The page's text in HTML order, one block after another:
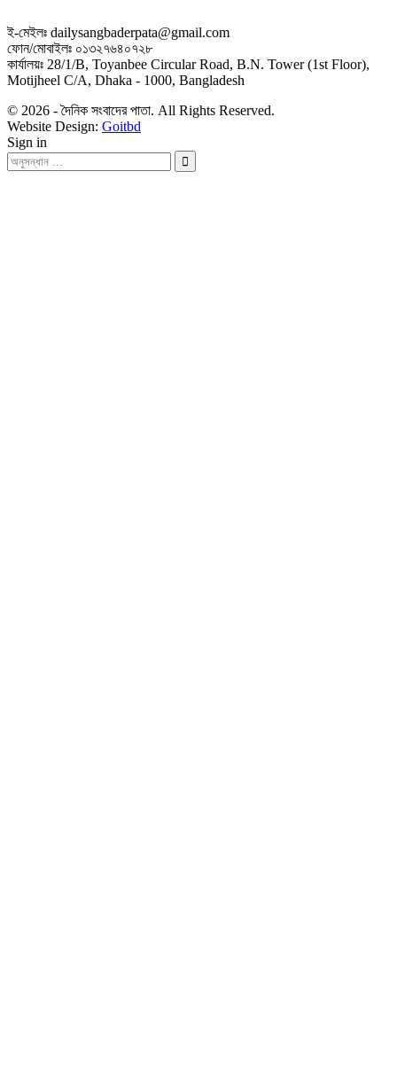
ই-মেইলঃ dailysangbaderpata@gmail.com
ফোন/মোবাইলঃ ০১৩২৭৬৪০৭২৮
কার্যালয়ঃ 28/1/B, Toyanbee Circular Road, B.N. Tower (1st Floor),
Motijheel C/A, Dhaka - 1000, Bangladesh
© 2026 - দৈনিক সংবাদের পাতা. All Rights Reserved.
Website Design: Goitbd
Sign in